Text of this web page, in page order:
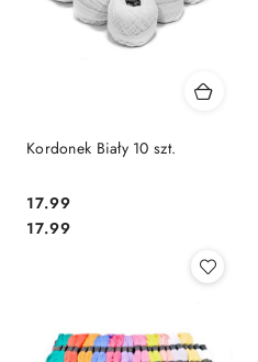
Kordonek Biały 10 szt.
Cena:
17.99
Cena:
17.99